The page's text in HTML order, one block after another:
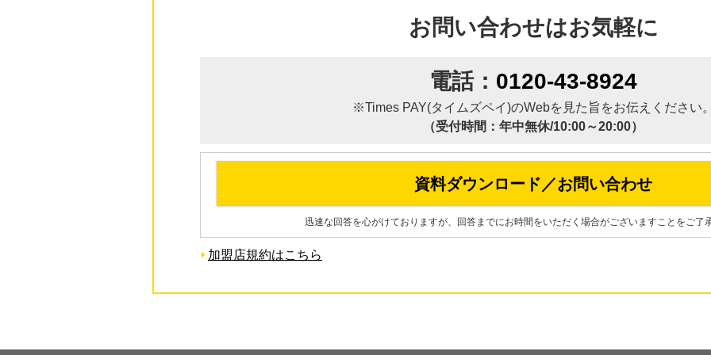
お問い合わせはお気軽に
電話： 0120-43-8924
※Times PAY(タイムズペイ)のWebを見た旨をお伝えください。
（受付時間：年中無休/10:00～20:00）
資料ダウンロード／お問い合わせ
迅速な回答を心がけておりますが、回答までにお時間をいただく場合がございますことをご了
加盟店規約はこちら